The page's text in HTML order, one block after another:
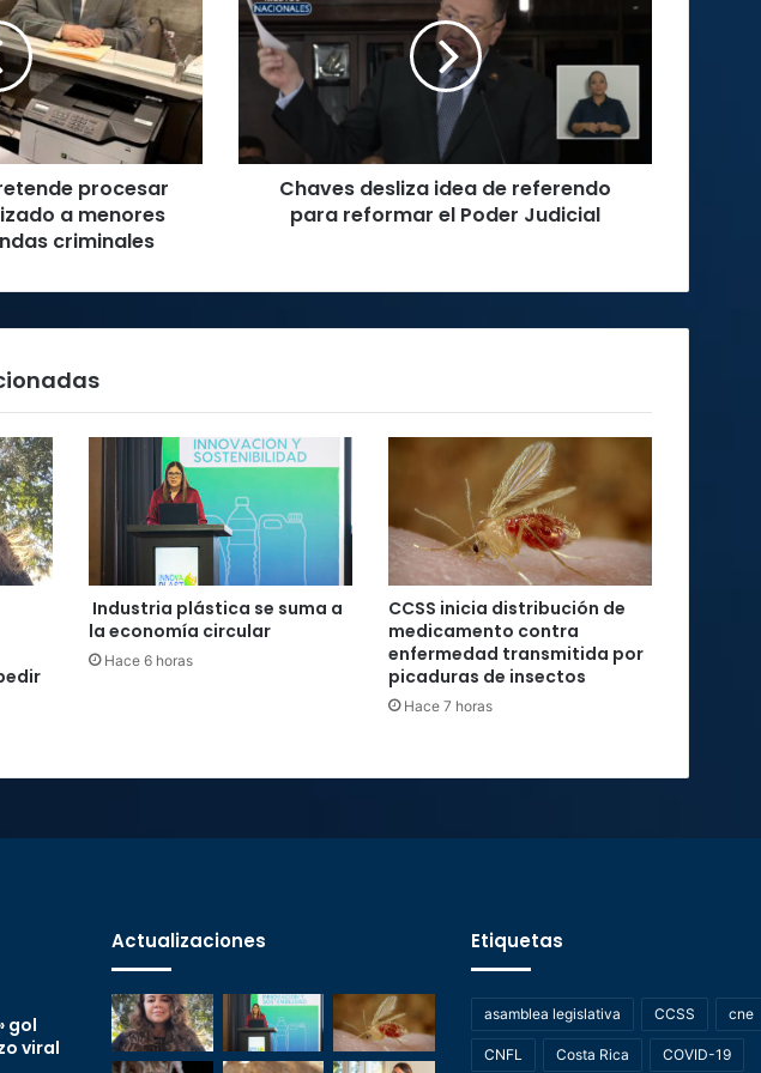
procesar
a menores
criminales
idea
de
referendo
para
reformar
el
Poder
JudicialChaves desliza idea de referendo
para reformar el Poder Judicial
Industria plástica se suma a
la economía circular
Hace 6 horas
CCSS inicia distribución de
medicamento contra
enfermedad transmitida por
picaduras de insectos
Hace 7 horas
gol
viral
Actualizaciones Etiquetas
asamblea legislativa CCSS cne
CNFL Costa Rica COVID-19